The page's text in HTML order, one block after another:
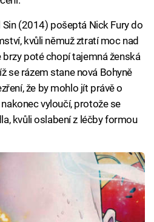
(2014) pošeptá Nick Fury do
kvůli němuž ztratí moc nad
brzy poté chopí tajemná ženská
se rázem stane nová Bohyně
že by mohlo jít právě o
vyloučí, protože se
kvůli oslabení z léčby formou